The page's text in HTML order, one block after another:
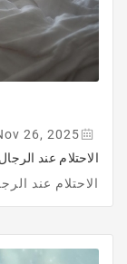
26, 2025
الاحتلام عند الرجال
الاحتلام عند